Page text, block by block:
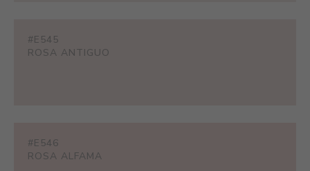
#E545
ROSA ANTIGUO
#E546
ROSA ALFAMA